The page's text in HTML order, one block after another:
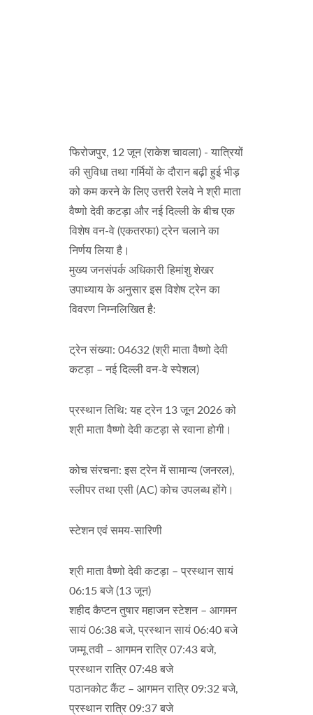
फिरोजपुर, 12 जून (राकेश चावला) - यात्रियों
की सुविधा तथा गर्मियों के दौरान बढ़ी हुई भीड़
को कम करने के लिए उत्तरी रेलवे ने श्री माता
वैष्णो देवी कटड़ा और नई दिल्ली के बीच एक
विशेष वन-वे (एकतरफा) ट्रेन चलाने का
निर्णय लिया है।
मुख्य जनसंपर्क अधिकारी हिमांशु शेखर
उपाध्याय के अनुसार इस विशेष ट्रेन का
विवरण निम्नलिखित है:
ट्रेन संख्या: 04632 (श्री माता वैष्णो देवी
कटड़ा – नई दिल्ली वन-वे स्पेशल)
प्रस्थान तिथि: यह ट्रेन 13 जून 2026 को
श्री माता वैष्णो देवी कटड़ा से रवाना होगी।
कोच संरचना: इस ट्रेन में सामान्य (जनरल),
स्लीपर तथा एसी (AC) कोच उपलब्ध होंगे।
स्टेशन एवं समय-सारिणी
श्री माता वैष्णो देवी कटड़ा – प्रस्थान सायं
06:15 बजे (13 जून)
शहीद कैप्टन तुषार महाजन स्टेशन – आगमन
सायं 06:38 बजे, प्रस्थान सायं 06:40 बजे
जम्मू तवी – आगमन रात्रि 07:43 बजे,
प्रस्थान रात्रि 07:48 बजे
पठानकोट कैंट – आगमन रात्रि 09:32 बजे,
प्रस्थान रात्रि 09:37 बजे